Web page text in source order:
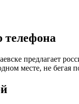
предлагает
месте, не бегая